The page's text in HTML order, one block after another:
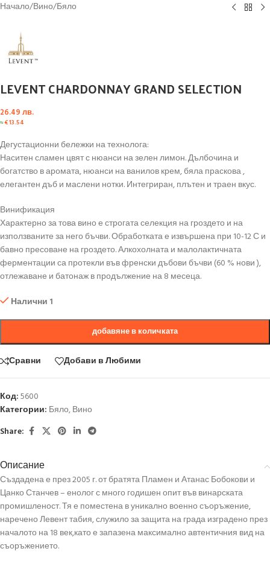
Начало/Вино/Бяло
LEVENT CHARDONNAY GRAND SELECTION
26.49 лв.
≈€13.54
Дегустационни бележки на технолога:
Наситен сламен цвят с нюанси на зелен лимон. Дълбочина и
богатство в аромата, нюанси на ванилов крем, бяла праскова ,
елегантен дъб и маслени нотки. Интегриран, плътен и траен вкус.
Винификация
Характерно за това вино е строгата селекция на гроздето и на
използваните за него бъчви. Обработката е извършена при 10-12 С и
бавно пресоване на гроздето. Алкохолната и малолактичната
ферментации са протекли във френски дъбови бъчви (60 % нови ),
отлежаване и батонаж в продължение на 8 месеца.
Налични 1
добавяне в количката
Сравни Добави в Любими
Код:5600
Категории: Бяло,Вино
Share:
Описание
Създадена е през 2005 г. от братята Пламен и Атанас Бобокови и
Цанко Станчев – енолог с много годишен опит във винарската
промишленост. Тя е поместена в уникално военно съоръжение,
наречено Левент табия, служило за защита на града изградено през
началото на 18 век,като е запазена максимално автентичния вид на
съоръжението.